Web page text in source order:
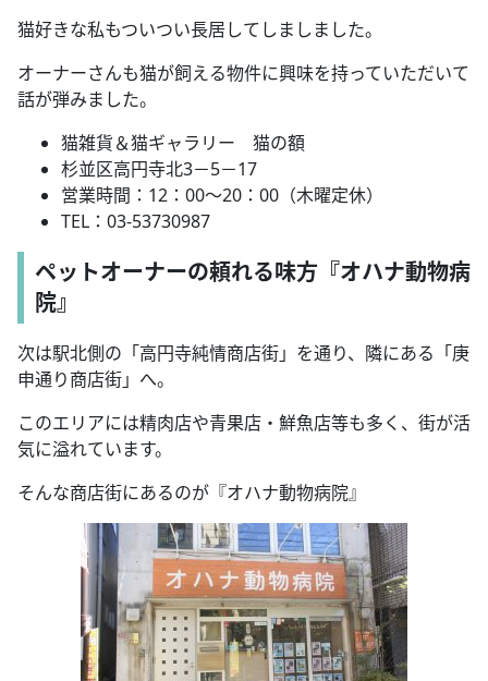
猫好きな私もついつい長居してしましました。
オーナーさんも猫が飼える物件に興味を持っていただいて
話が弾みました。
猫雑貨＆猫ギャラリー 猫の額
杉並区高円寺北3－5－17
営業時間：12：00～20：00（木曜定休）
TEL：03-53730987
ペットオーナーの頼れる味方『オハナ動物病
院』
次は駅北側の「高円寺純情商店街」を通り、隣にある「庚
申通り商店街」へ。
このエリアには精肉店や青果店・鮮魚店等も多く、街が活
気に溢れています。
そんな商店街にあるのが『オハナ動物病院』